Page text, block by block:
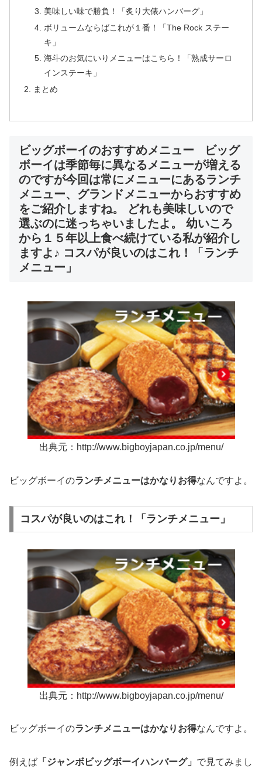
美味しい味で勝負！「炙り大俵ハンバーグ」
ボリュームならばこれが１番！「The Rock ステー
キ」
海斗のお気にいりメニューはこちら！「熟成サーロ
インステーキ」
まとめ
ビッグボーイのおすすめメニュー ビッグ
ボーイは季節毎に異なるメニューが増える
のですが今回は常にメニューにあるランチ
メニュー、グランドメニューからおすすめ
をご紹介しますね。 どれも美味しいので
選ぶのに迷っちゃいましたよ。 幼いころ
から１５年以上食べ続けている私が紹介し
ますよ♪ コスパが良いのはこれ！「ランチ
メニュー」
出典元：http://www.bigboyjapan.co.jp/menu/
ビッグボーイのランチメニューはかなりお得なんですよ。
コスパが良いのはこれ！「ランチメニュー」
出典元：http://www.bigboyjapan.co.jp/menu/
ビッグボーイのランチメニューはかなりお得なんですよ。
例えば 「ジャンボビッグボーイハンバーグ」 で見てみまし